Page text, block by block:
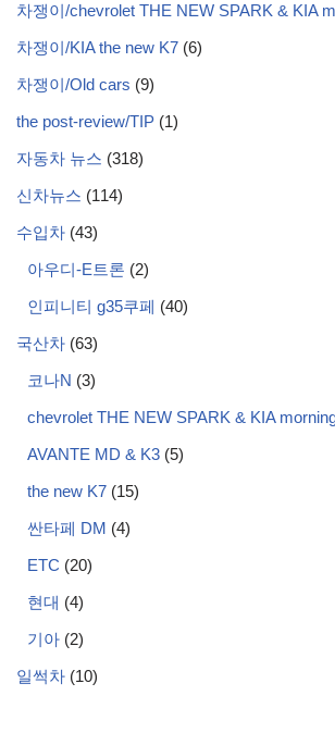
차쟁이/chevrolet THE NEW SPARK & KIA
차쟁이/KIA the new K7 (6)
차쟁이/Old cars (9)
the post-review/TIP (1)
자동차 뉴스 (318)
신차뉴스 (114)
수입차 (43)
아우디-E트론 (2)
인피니티 g35쿠페 (40)
국산차 (63)
코나N (3)
chevrolet THE NEW SPARK & KIA
AVANTE MD & K3 (5)
the new K7 (15)
싼타페 DM (4)
ETC (20)
현대 (4)
기아 (2)
일썩차 (10)